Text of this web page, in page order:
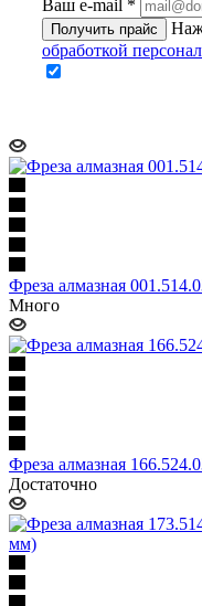
Ваш e-mail *
Получить прайс
обработкой
Фреза алмазная
Много
Фреза алмазная
Достаточно